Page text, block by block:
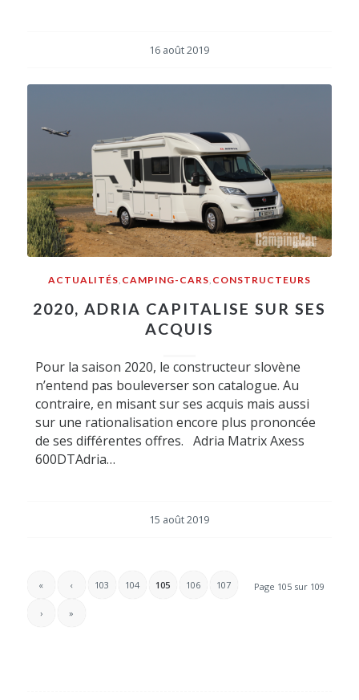
16 août 2019
ACTUALITÉS CAMPING-CARS CONSTRUCTEURS
2020, ADRIA CAPITALISE SUR SES
ACQUIS
Pour la saison 2020, le constructeur slovène
n’entend pas bouleverser son catalogue. Au
contraire, en misant sur ses acquis mais aussi
sur une rationalisation encore plus prononcée
de ses différentes offres. Adria Matrix Axess
600DTAdria…
15 août 2019
Page 105 sur 109
« ‹ 103 104 105 106 107
› »